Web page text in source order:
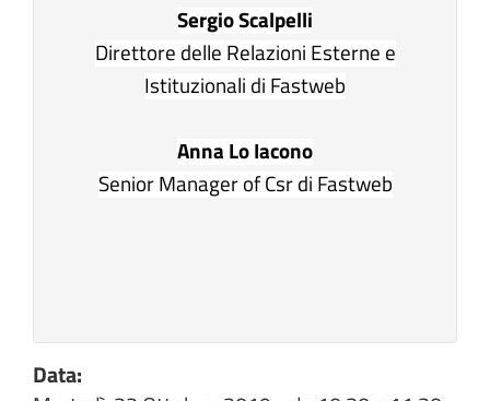
Sergio Scalpelli
Direttore delle Relazioni Esterne e
Istituzionali di Fastweb
Anna Lo Iacono
Senior Manager of Csr di Fastweb
Data: